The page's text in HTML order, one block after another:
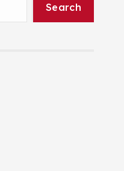
Search